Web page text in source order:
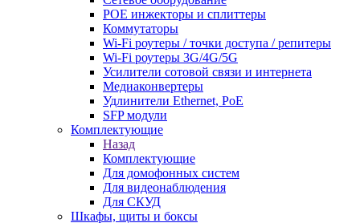
POE инжекторы и сплиттеры
Коммутаторы
Wi-Fi роутеры / точки доступа / репитеры
Wi-Fi роутеры 3G/4G/5G
Усилители сотовой связи и интернета
Медиаконвертеры
Удлинители Ethernet, PoE
SFP модули
Комплектующие
Назад
Комплектующие
Для домофонных систем
Для видеонаблюдения
Для СКУД
Шкафы, щиты и боксы